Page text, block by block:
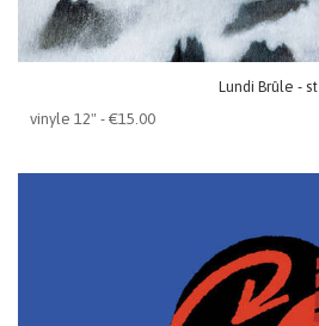
Lundi Brûle - st